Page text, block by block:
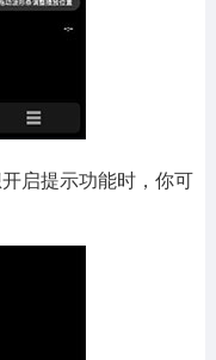
启提示功能时，你可